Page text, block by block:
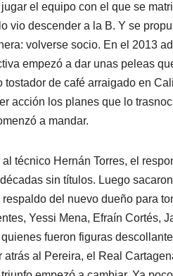
el equipo con el que se
vio descender a la B. Y se
volverse socio. En el 2013
empezó a dar unas peleas
de café arraigado en
acción los planes que lo
a mandar.
técnico Hernán Torres, el
sin títulos. Luego
del nuevo dueño para
Yessi Mena, Efraín Cortés,
fueron figuras
al Pereira, el Real